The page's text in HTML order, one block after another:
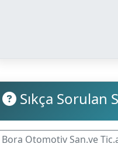
Sıkça Sorulan
Bora Otomotiv San.ve